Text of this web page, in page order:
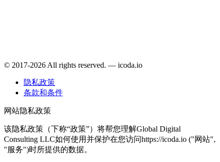
© 2017-2026 All rights reserved. — icoda.io
隐私政策
条款和条件
网站隐私政策
该隐私政策（下称“政策”）将帮您理解Global Digital
Consulting LLC如何使用并保护在您访问https://icoda.io ("网站",
"服务")时所提供的数据。